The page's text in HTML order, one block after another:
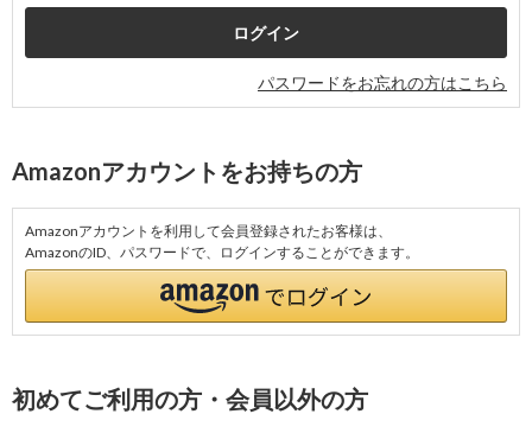
パスワードをお忘れの方はこちら
Amazonアカウントをお持ちの方
Amazonアカウントを利用して会員登録されたお客様は、
AmazonのID、パスワードで、ログインすることができます。
初めてご利用の方・会員以外の方